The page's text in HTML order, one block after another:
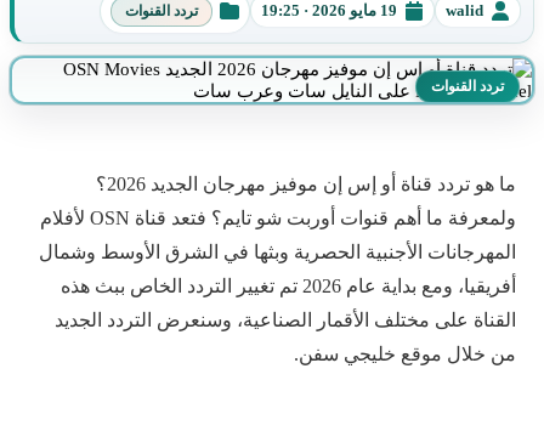
الكاتبwalid
تاريخ
19 مايو 2026 · 19:25 التصنيفاتتردد القنوات
تردد القنوات
ما هو تردد قناة أو إس إن موفيز مهرجان الجديد 2026؟
ولمعرفة ما أهم قنوات أوربت شو تايم؟ فتعد قناة OSN لأفلام
المهرجانات الأجنبية الحصرية وبثها في الشرق الأوسط وشمال
أفريقيا، ومع بداية عام 2026 تم تغيير التردد الخاص ببث هذه
القناة على مختلف الأقمار الصناعية، وسنعرض التردد الجديد
من خلال موقع خليجي سفن.